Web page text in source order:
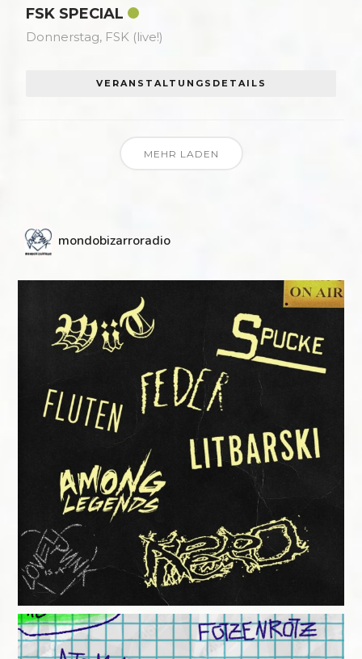
FSK SPECIAL
Donnerstag, FSK (live!)
VERANSTALTUNGSDETAILS
MEHR LADEN
mondobizarroradio